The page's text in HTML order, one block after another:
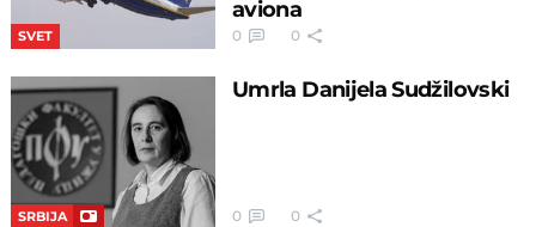
SVET
aviona
0 0
SRBIJA
Umrla Danijela Sudžilovski
0 0